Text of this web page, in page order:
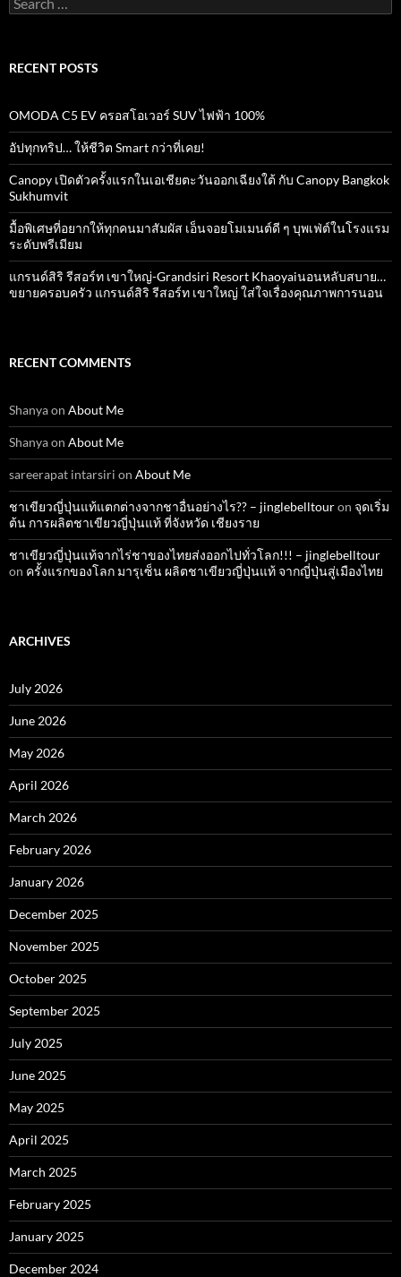
for:
RECENT POSTS
OMODA C5 EV ครอสโอเวอร์ SUV ไฟฟ้า 100%
อัปทุกทริป… ให้ชีวิต Smart กว่าที่เคย!
Canopy เปิดตัวครั้งแรกในเอเชียตะวันออกเฉียงใต้ กับ Canopy Bangkok
Sukhumvit
มื้อพิเศษที่อยากให้ทุกคนมาสัมผัส เอ็นจอยโมเมนต์ดี ๆ บุพเฟ่ต์ในโรงแรม
ระดับพรีเมียม
แกรนด์สิริ​ รีสอร์ท​ เขาใหญ่​-Grandsiri​ Resort​ Khaoyaiนอนหลับสบาย…
ขยายครอบครัว แกรนด์สิริ รีสอร์ท เขาใหญ่ ใส่ใจเรื่องคุณภาพการนอน
RECENT COMMENTS
Shanyaon About Me
Shanyaon About Me
sareerapat intarsiri on About Me
ชาเขียวญี่ปุ่นแท้แตกต่างจากชาอื่นอย่างไร?? – jinglebelltouron จุดเริ่ม
ต้น การผลิตชาเขียวญี่ปุ่นแท้ ที่จังหวัด เชียงราย
ชาเขียวญี่ปุ่นแท้จากไร่ชาของไทยส่งออกไปทั่วโลก!!! – jinglebelltour
on ครั้งแรกของโลก มารุเซ็น ผลิตชาเขียวญี่ปุ่นแท้ จากญี่ปุ่นสู่เมืองไทย
ARCHIVES
July 2026
June 2026
May 2026
April 2026
March 2026
February 2026
January 2026
December 2025
November 2025
October 2025
September 2025
July 2025
June 2025
May 2025
April 2025
March 2025
February 2025
January 2025
December 2024